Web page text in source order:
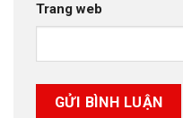
Trang web